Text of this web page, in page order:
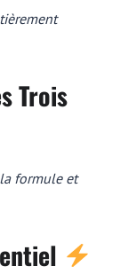
Trois
formule et